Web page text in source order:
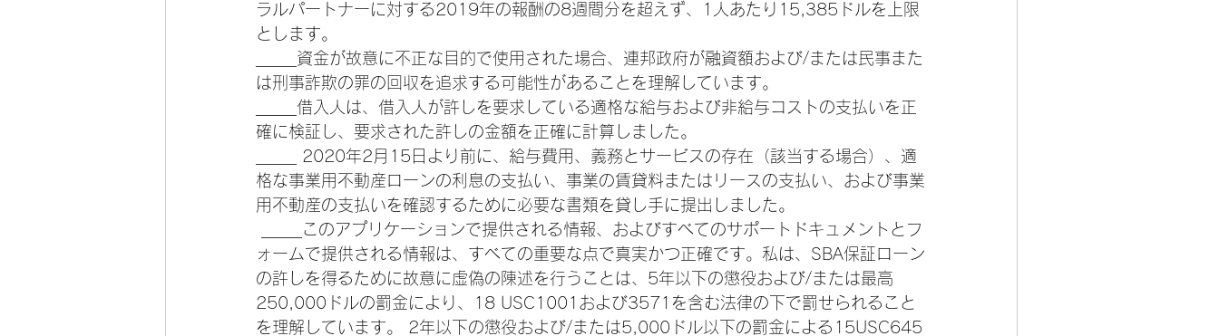
ラルパートナーに対する2019年の報酬の8週間分を超えず、1人あたり15,385ドルを上限
とします。
_____資金が故意に不正な目的で使用された場合、連邦政府が融資額および/または民事また
は刑事詐欺の罪の回収を追求する可能性があることを理解しています。
_____借入人は、借入人が許しを要求している適格な給与および非給与コストの支払いを正
確に検証し、要求された許しの金額を正確に計算しました。
_____ 2020年2月15日より前に、給与費用、義務とサービスの存在（該当する場合）、適
格な事業用不動産ローンの利息の支払い、事業の賃貸料またはリースの支払い、および事業
用不動産の支払いを確認するために必要な書類を貸し手に提出しました。
ォームで提供される情報は、すべての重要な点で真実かつ正確です。私は、SBA保証ローン
の許しを得るために故意に虚偽の陳述を行うことは、5年以下の懲役および/または最高
250,000ドルの罰金により、18 USC1001および3571を含む法律の下で罰せられること
を理解しています。 2年以下の懲役および/または5,000ドル以下の罰金による15USC645